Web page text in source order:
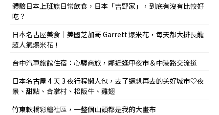
體驗日本上班族日常飲食，日本「吉野家」，到底有沒有比較好
吃？
日本名古屋美食｜美國芝加哥 Garrett 爆米花，每天都大排長龍
超人氣爆米花！
台中汽車旅館住宿：心驛商旅，鄰近逢甲夜市＆中港路交流道
日本名古屋 4 天 3 夜行程懶人包，去了還想再去的美好城市♡夜
景、甜點、合掌村、松阪牛、雞翅
竹東軟橋彩繪社區，一整個山頭都是我的大畫布